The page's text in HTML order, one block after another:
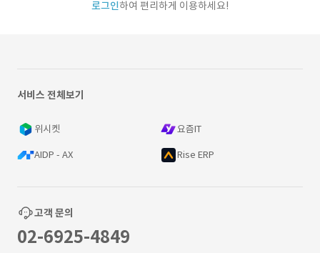
로그인하여 편리하게 이용하세요!
서비스 전체보기
위시켓 요즘IT
AIDP - AX Rise ERP
고객 문의
02-6925-4849